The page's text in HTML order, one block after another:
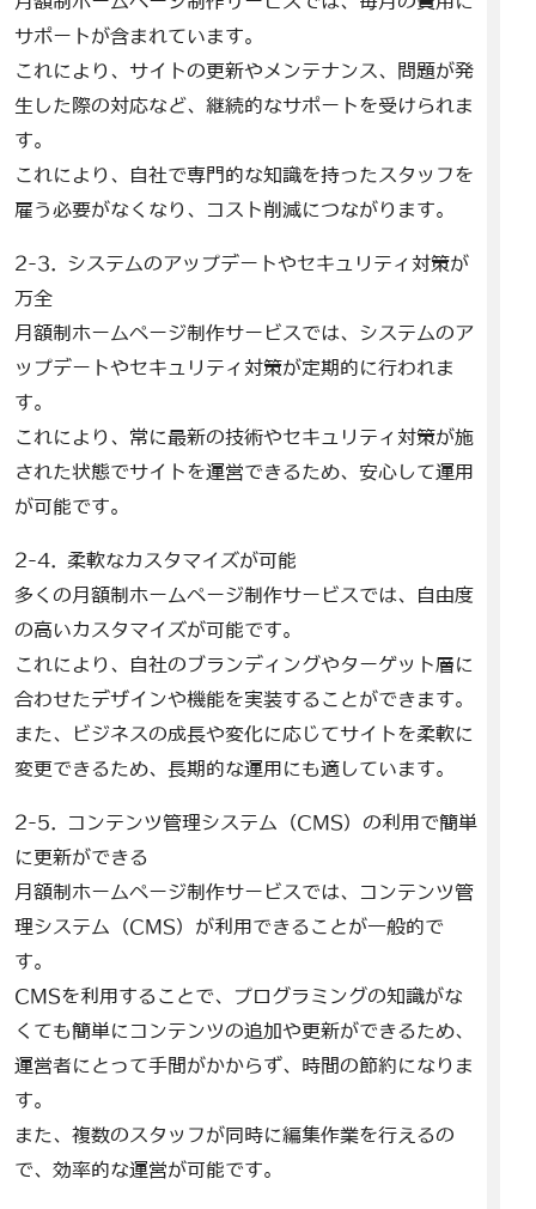
サポートが含まれています。
これにより、サイトの更新やメンテナンス、問題が発
生した際の対応など、継続的なサポートを受けられま
す。
これにより、自社で専門的な知識を持ったスタッフを
雇う必要がなくなり、コスト削減につながります。
2-3. システムのアップデートやセキュリティ対策が
万全
月額制ホームページ制作サービスでは、システムのア
ップデートやセキュリティ対策が定期的に行われま
す。
これにより、常に最新の技術やセキュリティ対策が施
された状態でサイトを運営できるため、安心して運用
が可能です。
2-4. 柔軟なカスタマイズが可能
多くの月額制ホームページ制作サービスでは、自由度
の高いカスタマイズが可能です。
これにより、自社のブランディングやターゲット層に
合わせたデザインや機能を実装することができます。
また、ビジネスの成長や変化に応じてサイトを柔軟に
変更できるため、長期的な運用にも適しています。
2-5. コンテンツ管理システム（CMS）の利用で簡単
に更新ができる
月額制ホームページ制作サービスでは、コンテンツ管
理システム（CMS）が利用できることが一般的で
す。
CMSを利用することで、プログラミングの知識がな
くても簡単にコンテンツの追加や更新ができるため、
運営者にとって手間がかからず、時間の節約になりま
す。
また、複数のスタッフが同時に編集作業を行えるの
で、効率的な運営が可能です。